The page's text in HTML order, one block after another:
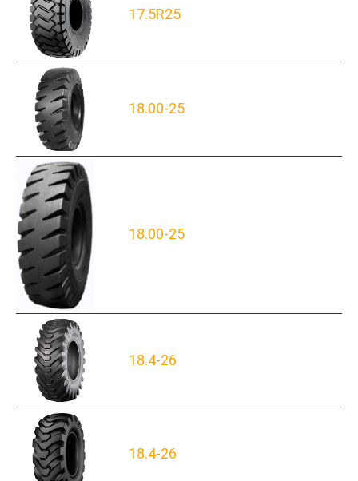
17.5R25
18.00-25
18.00-25
18.4-26
18.4-26